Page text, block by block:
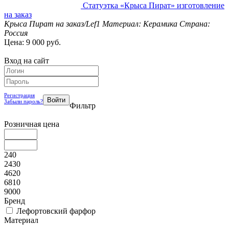
Статуэтка «Крыса Пират» изготовление
на заказ
Крыса Пират на заказ/Lef1 Материал: Керамика Страна:
Россия
Цена: 9 000 руб.
Вход на сайт
Регистрация
Забыли пароль?
Фильтр
Розничная цена
240
2430
4620
6810
9000
Бренд
Лефортовский фарфор
Материал